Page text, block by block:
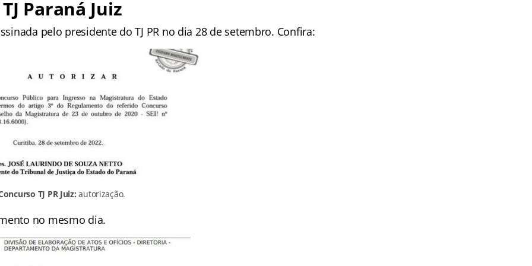
Paraná Juiz
pelo presidente do TJ PR no dia 28 de setembro. Confira:
TJ PR Juiz: autorização.
no mesmo dia.